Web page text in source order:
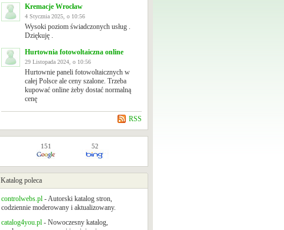
Kremacje Wrocław
4 Stycznia 2025, o 10:56
Wysoki poziom świadczonych usług .
Dziękuję .
Hurtownia fotowoltaiczna online
29 Listopada 2024, o 10:56
Hurtownie paneli fotowoltaicznych w
całej Polsce ale ceny szalone. Trzeba
kupować online żeby dostać normalną
cenę
RSS
151 52
Katalog poleca
controlwebs.pl - Autorski katalog stron,
codziennie moderowany i aktualizowany.
catalog4you.pl - Nowoczesny katalog,